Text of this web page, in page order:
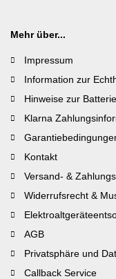
Mehr über...
Impressum
Information zur
Hinweise zur
Klarna
Kontakt
Versand- &
Widerrufsrecht &
AGB
Privatsphäre und
Callback Service